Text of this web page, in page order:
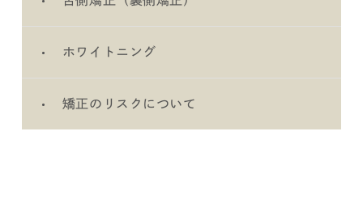
ホワイトニング
矯正のリスクについて